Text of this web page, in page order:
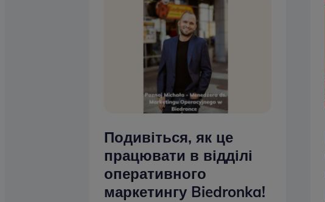
Подивіться, як це
працювати в відділі
оперативного
маркетингу Biedronka!